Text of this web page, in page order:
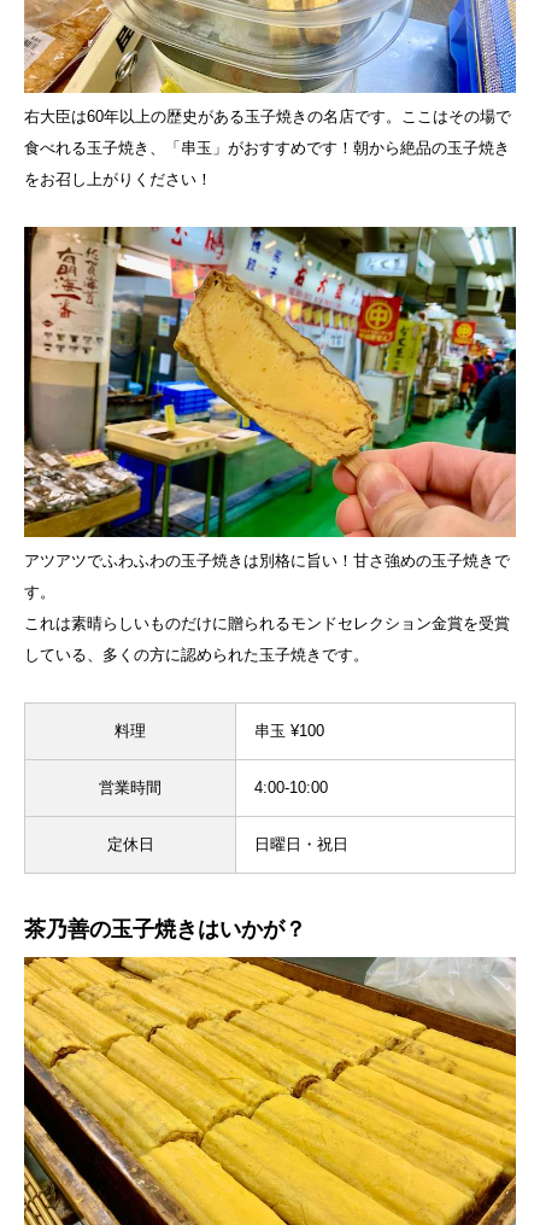
右大臣は60年以上の歴史がある玉子焼きの名店です。ここはその場で
食べれる玉子焼き、「串玉」がおすすめです！朝から絶品の玉子焼き
をお召し上がりください！
アツアツでふわふわの玉子焼きは別格に旨い！甘さ強めの玉子焼きで
す。
これは素晴らしいものだけに贈られるモンドセレクション金賞を受賞
している、多くの方に認められた玉子焼きです。
料理 串玉 ¥100
営業時間 4:00-10:00
定休日 日曜日・祝日
茶乃善の玉子焼きはいかが？